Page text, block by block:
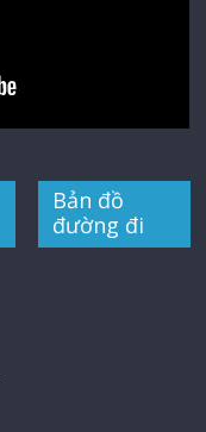
Bản đồ
đường đi